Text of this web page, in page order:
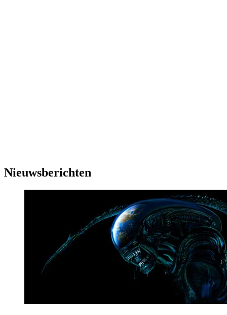
Nieuwsberichten